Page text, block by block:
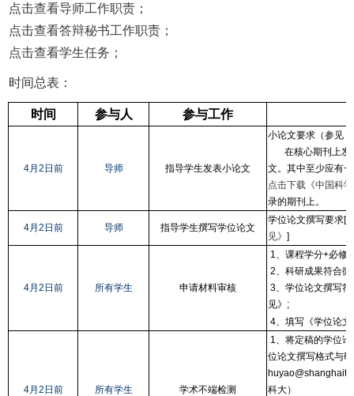
点击查看导师工作职责 ；
点击查看答辩秘书工作职责 ；
点击查看学生任务 ；
时间总表： 答辩截
时间 参与人 参与工作
4月2日前 导师 指导学生发表小论文
小论文要求（参见《
在核心期刊上发
文。其中至少应有
点击下载《中国科
录的期刊上。
4月2日前 导师 指导学生撰写学位论文
学位论文撰写要求[
见》 ]
4月2日前 所有学生 申请材料审核
1、课程学分+必修
2、科研成果符合
3、学位论文撰写
见》;
4、填写《学位论
4月2日前 所有学生 学术不端检测
1、将定稿的学位
位论文撰写格式与
科大）